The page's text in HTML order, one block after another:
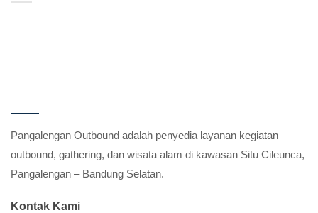
Pangalengan Outbound adalah penyedia layanan kegiatan
outbound, gathering, dan wisata alam di kawasan Situ Cileunca,
Pangalengan – Bandung Selatan.
Kontak Kami